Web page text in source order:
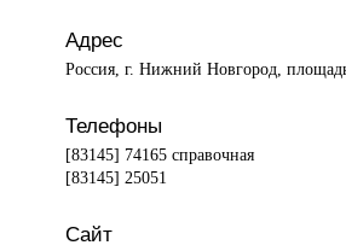
Адрес
Россия, г. Нижний Новгород,
Телефоны
[83145] 74165 справочная
[83145] 25051
Сайт